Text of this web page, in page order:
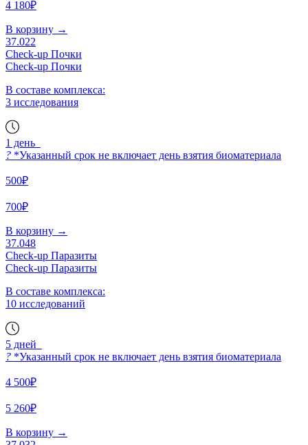
4 180₽
В корзину →
37.022
Check-up Почки
Check-up Почки
В составе комплекса:
3 исследования
1 день
? *Указанный срок не включает день взятия биоматериала
500₽
700₽
В корзину →
37.048
Check-up Паразиты
Check-up Паразиты
В составе комплекса:
10 исследований
5 дней
? *Указанный срок не включает день взятия биоматериала
4 500₽
5 260₽
В корзину →